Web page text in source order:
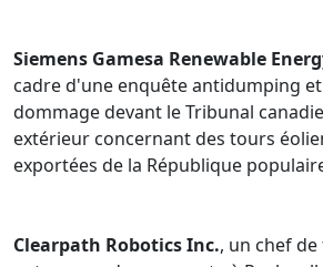
Siemens Gamesa Renewable
cadre d'une enquête antidumping
dommage devant le Tribunal
extérieur concernant des tours
exportées de la République
Clearpath Robotics Inc., un chef